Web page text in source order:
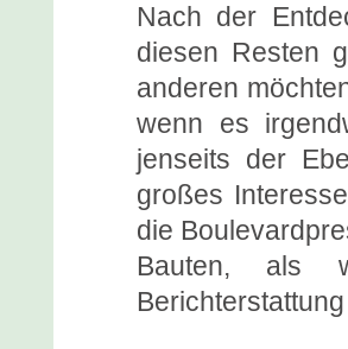
Nach der
diesen Resten
anderen
wenn es
jenseits der
großes
die
Bauten, als